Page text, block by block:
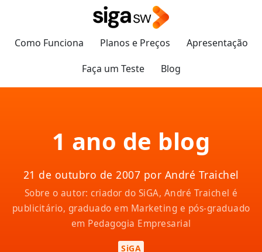
Como Funciona Planos e Preços
Apresentação
Faça um Teste
Blog
1 ano de blog
21 de outubro de 2007 por André Traichel
Sobre o autor: criador do SiGA, André Traichel é
publicitário, graduado em Marketing e pós-graduado
em Pedagogia Empresarial
SiGA